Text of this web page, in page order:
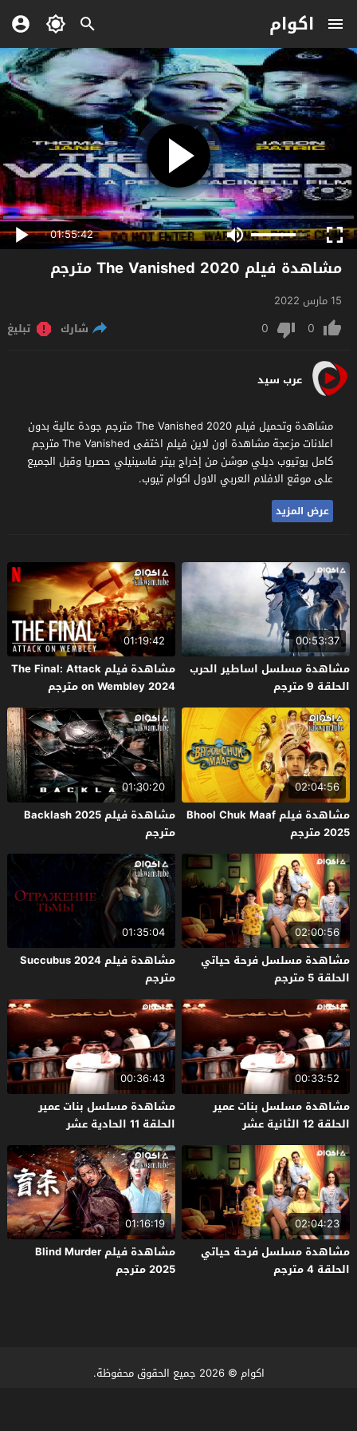
اكوام
01:55:42
مشاهدة فيلم The Vanished 2020 مترجم
15 مارس 2022
0
0 شارك تبليغ
عرب سيد
مشاهدة وتحميل فيلم The Vanished 2020 مترجم جودة عالية بدون
اعلانات مزعجة مشاهدة اون لاين فيلم اختفى The Vanished مترجم
كامل يوتيوب ديلي موشن من إخراج بيتر فاسينيلي حصريا وقبل الجميع
على موقع الافلام العربي الاول اكوام تيوب.
عرض المزيد
00:53:37
مشاهدة مسلسل اساطير الحرب
الحلقة 9 مترجم
01:19:42
مشاهدة فيلم The Final: Attack
on Wembley 2024 مترجم
02:04:56
مشاهدة فيلم Bhool Chuk Maaf
2025 مترجم
01:30:20
مشاهدة فيلم Backlash 2025
مترجم
02:00:56
مشاهدة مسلسل فرحة حياتي
الحلقة 5 مترجم
01:35:04
مشاهدة فيلم Succubus 2024
مترجم
00:33:52
مشاهدة مسلسل بنات عمير
الحلقة 12 الثانية عشر
00:36:43
مشاهدة مسلسل بنات عمير
الحلقة 11 الحادية عشر
02:04:23
مشاهدة مسلسل فرحة حياتي
الحلقة 4 مترجم
01:16:19
مشاهدة فيلم Blind Murder
2025 مترجم
اكوام © 2026 جميع الحقوق محفوظة.